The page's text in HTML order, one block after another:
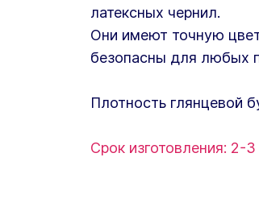
латексных чернил.
Они имеют точную
безопасны для любых
Плотность глянцевой
Срок изготовления: 2-